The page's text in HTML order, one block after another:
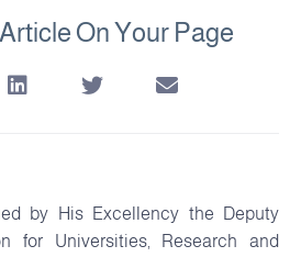
On Your Page
by His Excellency the Deputy
for Universities, Research and